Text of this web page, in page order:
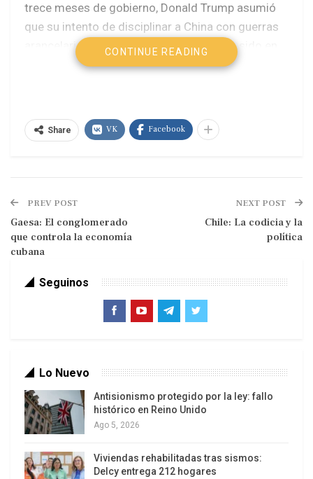
trece meses de gobierno, Donald Trump asumió
que su intento de disciplinar a China con guerras
arancelarias y asfixias energéticas había sido en
vano. Xi Jinping lo recibió con áspera amabilidad y
relación entre una potencia hegemónica en
declive y otra en ascenso.
referencia al análisis del politólogo
estadounidense Graham Allison, quien advirtió
sobre la progresiva pérdida de centralidad de
República Popular y los peligros que se derivaban
de esa realidad.
CONTINUE READING
Share VK Facebook
PREV POST
Gaesa: El conglomerado
que controla la economía
cubana
NEXT POST
Chile: La codicia y la
política
Seguinos
Lo Nuevo
Antisionismo protegido por la ley: fallo
histórico en Reino Unido
Ago 5, 2026
Viviendas rehabilitadas tras sismos:
Delcy entrega 212 hogares